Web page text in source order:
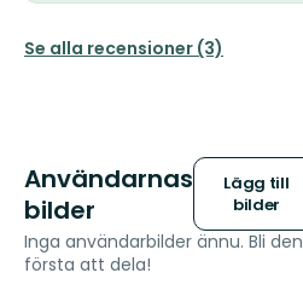
Se alla recensioner (3)
Användarnas
bilder
Lägg till
bilder
Inga användarbilder ännu. Bli den
första att dela!